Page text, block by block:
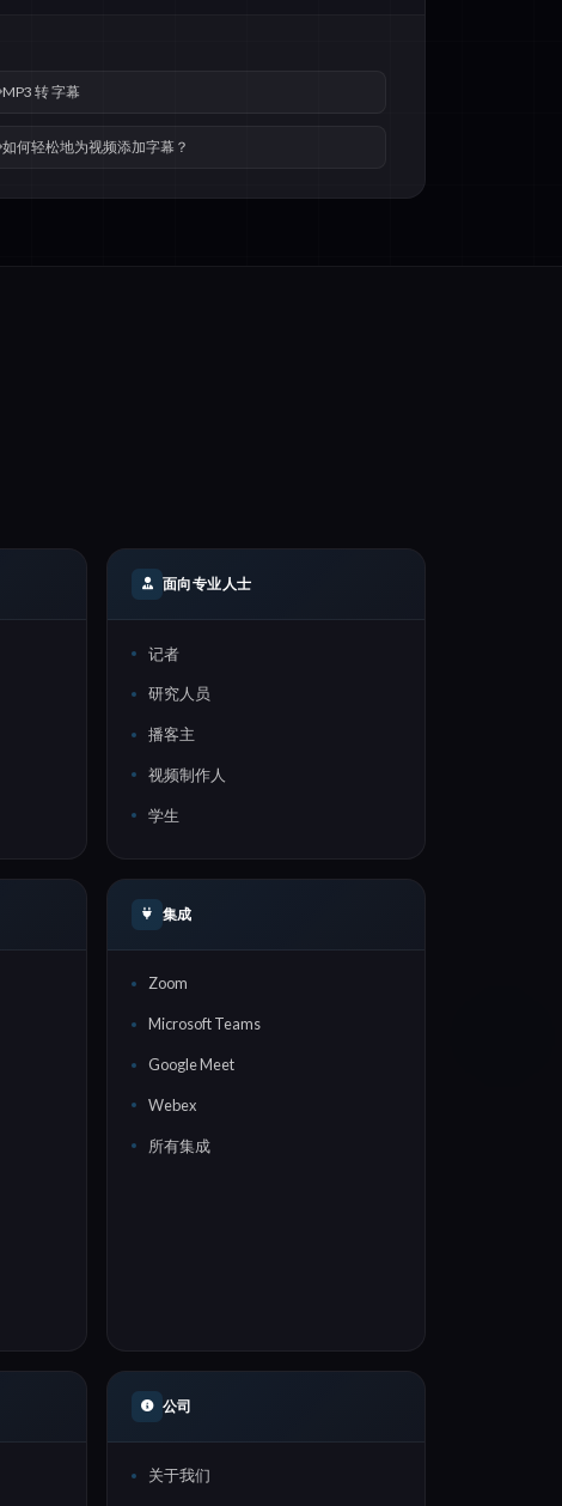
MP3 转 字幕
如何轻松地为视频添加字幕？
面向专业人士
记者
研究人员
播客主
视频制作人
学生
集成
Zoom
Microsoft Teams
Google Meet
Webex
所有集成
公司
关于我们